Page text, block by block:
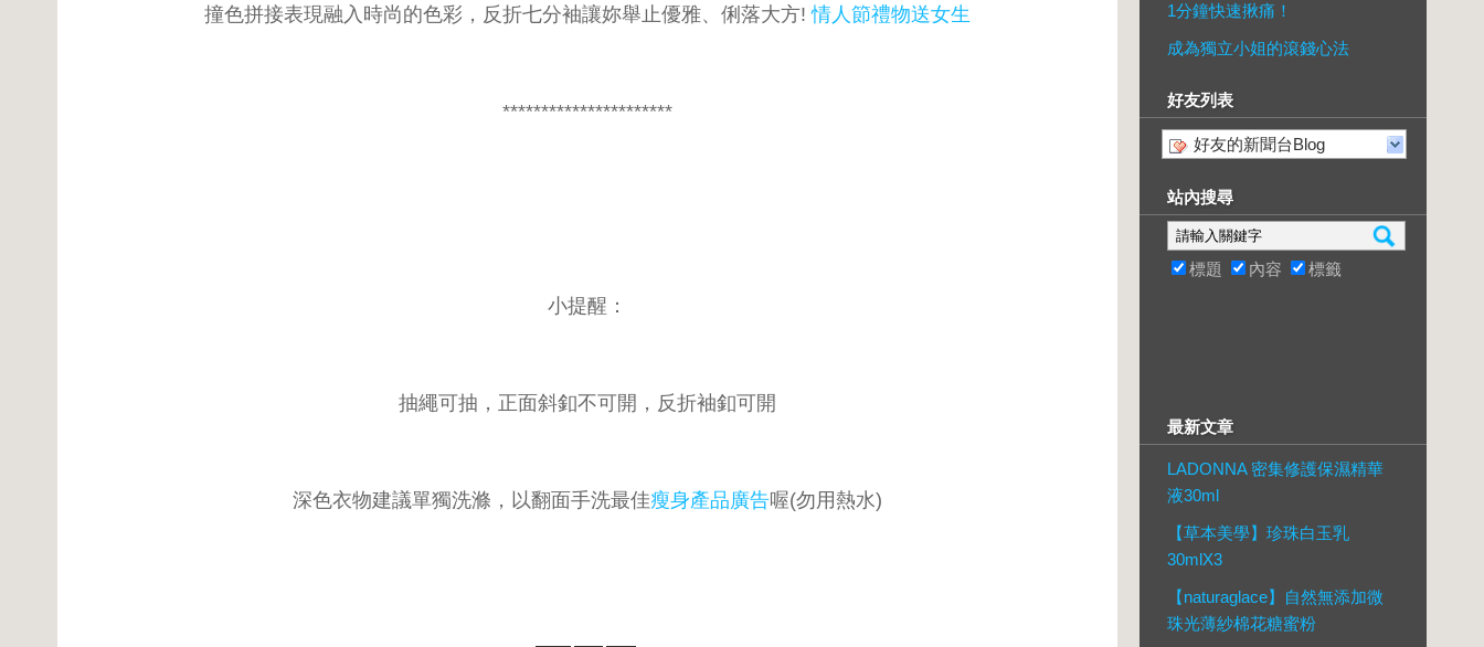
撞色拼接表現融入時尚的色彩，反折七分袖讓妳舉止優雅、俐落大方!情人節禮物送女生
**********************
小提醒：
抽繩可抽，正面斜釦不可開，反折袖釦可開
深色衣物建議單獨洗滌，以翻面手洗最佳瘦身產品廣告喔(勿用熱水)
1分鐘快速揪痛！
成為獨立小姐的滾錢心法
好友列表
好友的新聞台Blog
站內搜尋
標題 內容 標籤
最新文章
LADONNA 密集修護保濕精華
液30ml
【草本美學】珍珠白玉乳
30mlX3
【naturaglace】自然無添加微
珠光薄紗棉花糖蜜粉